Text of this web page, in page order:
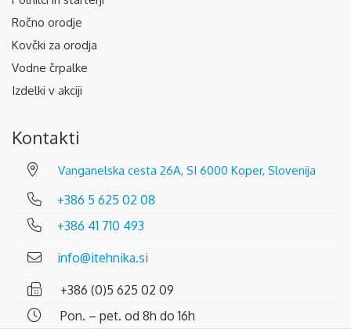
Ročno orodje
Kovčki za orodja
Vodne črpalke
Izdelki v akciji
Kontakti
Vanganelska cesta 26A, SI 6000 Koper, Slovenija
+386 5 625 02 08
+386 41 710 493
info@itehnika.si
+386 (0)5 625 02 09
Pon. – pet. od 8h do 16h